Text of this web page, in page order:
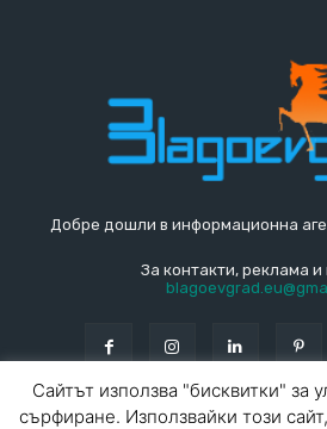
Добре дошли в информационна
За контакти, реклама и
Сайтът използва "бисквитки" за
сърфиране. Използвайки този